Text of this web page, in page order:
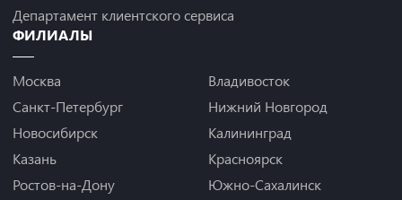
Департамент клиентского сервиса
ФИЛИАЛЫ
Москва
Санкт-Петербург
Новосибирск
Казань
Ростов-на-Дону
Владивосток
Нижний Новгород
Калининград
Красноярск
Южно-Сахалинск